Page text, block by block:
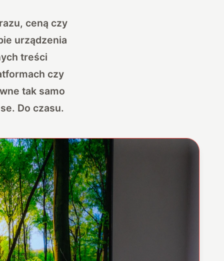
ceną czy
urządzenia
treści
czy
tak samo
Do czasu.